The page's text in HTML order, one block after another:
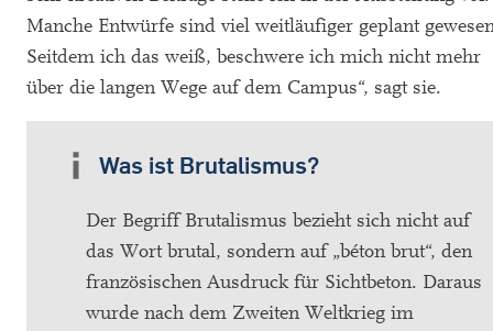
Manche Entwürfe sind viel weitläufiger geplant
Seitdem ich das weiß, beschwere ich mich nicht mehr
über die langen Wege auf dem Campus“, sagt sie.
Was ist Brutalismus?
Der Begriff Brutalismus bezieht sich nicht auf
das Wort brutal, sondern auf „béton brut“, den
französischen Ausdruck für Sichtbeton. Daraus
wurde nach dem Zweiten Weltkrieg im